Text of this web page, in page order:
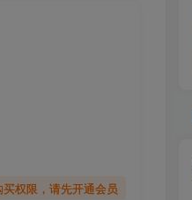
买权限，请先开通会员